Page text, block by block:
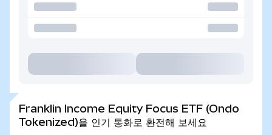
Franklin Income Equity Focus ETF (Ondo
Tokenized)을 인기 통화로 환전해 보세요